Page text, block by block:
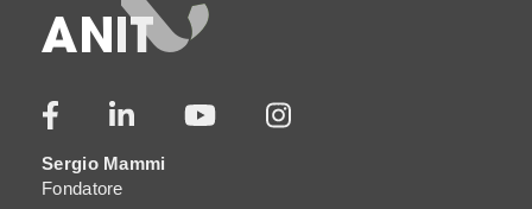
Sergio Mammi
Fondatore